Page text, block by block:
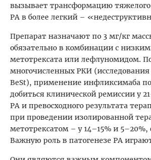
вызывает трансформацию тяжелого
РА в более легкий –
Препарат назначают по 3 мг/кг
обязательно в комбинации с
метотрексата или лефлуномидом.
многочисленных РКИ (исследования
BeSt), применение инфликсимаба
добиться клинической ремиссии у
РА и превосходного результата
при проведении изолированной
метотрексатом – у 14–15% и 5–20%,
Важную роль в патогенезе РА